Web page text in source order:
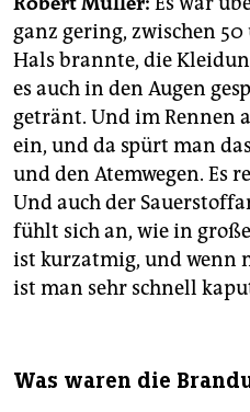
epaper login
ganz gering, zwischen
Hals brannte, die
es auch in den Augen
getränt. Und im Rennen
ein, und da spürt man
und den Atemwegen. Es
Und auch der
fühlt sich an, wie in
ist kurzatmig, und wenn
ist man sehr schnell
Was waren die